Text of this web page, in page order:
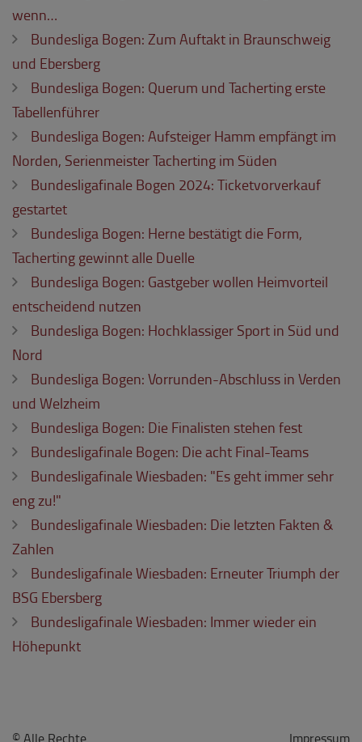
wenn…
Bundesliga Bogen: Zum Auftakt in Braunschweig
und Ebersberg
Bundesliga Bogen: Querum und Tacherting erste
Tabellenführer
Bundesliga Bogen: Aufsteiger Hamm empfängt im
Norden, Serienmeister Tacherting im Süden
Bundesligafinale Bogen 2024: Ticketvorverkauf
gestartet
Bundesliga Bogen: Herne bestätigt die Form,
Tacherting gewinnt alle Duelle
Bundesliga Bogen: Gastgeber wollen Heimvorteil
entscheidend nutzen
Bundesliga Bogen: Hochklassiger Sport in Süd und
Nord
Bundesliga Bogen: Vorrunden-Abschluss in Verden
und Welzheim
Bundesliga Bogen: Die Finalisten stehen fest
Bundesligafinale Bogen: Die acht Final-Teams
Bundesligafinale Wiesbaden: "Es geht immer sehr
eng zu!"
Bundesligafinale Wiesbaden: Die letzten Fakten &
Zahlen
Bundesligafinale Wiesbaden: Erneuter Triumph der
BSG Ebersberg
Bundesligafinale Wiesbaden: Immer wieder ein
Höhepunkt
© Alle Rechte Impressum